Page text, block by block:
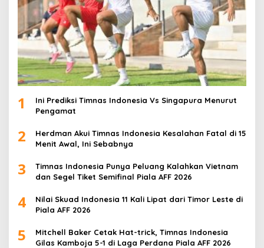
1
Ini Prediksi Timnas Indonesia Vs Singapura Menurut
Pengamat
2
Herdman Akui Timnas Indonesia Kesalahan Fatal di 15
Menit Awal, Ini Sebabnya
3
Timnas Indonesia Punya Peluang Kalahkan Vietnam
dan Segel Tiket Semifinal Piala AFF 2026
4
Nilai Skuad Indonesia 11 Kali Lipat dari Timor Leste di
Piala AFF 2026
5
Mitchell Baker Cetak Hat-trick, Timnas Indonesia
Gilas Kamboja 5-1 di Laga Perdana Piala AFF 2026